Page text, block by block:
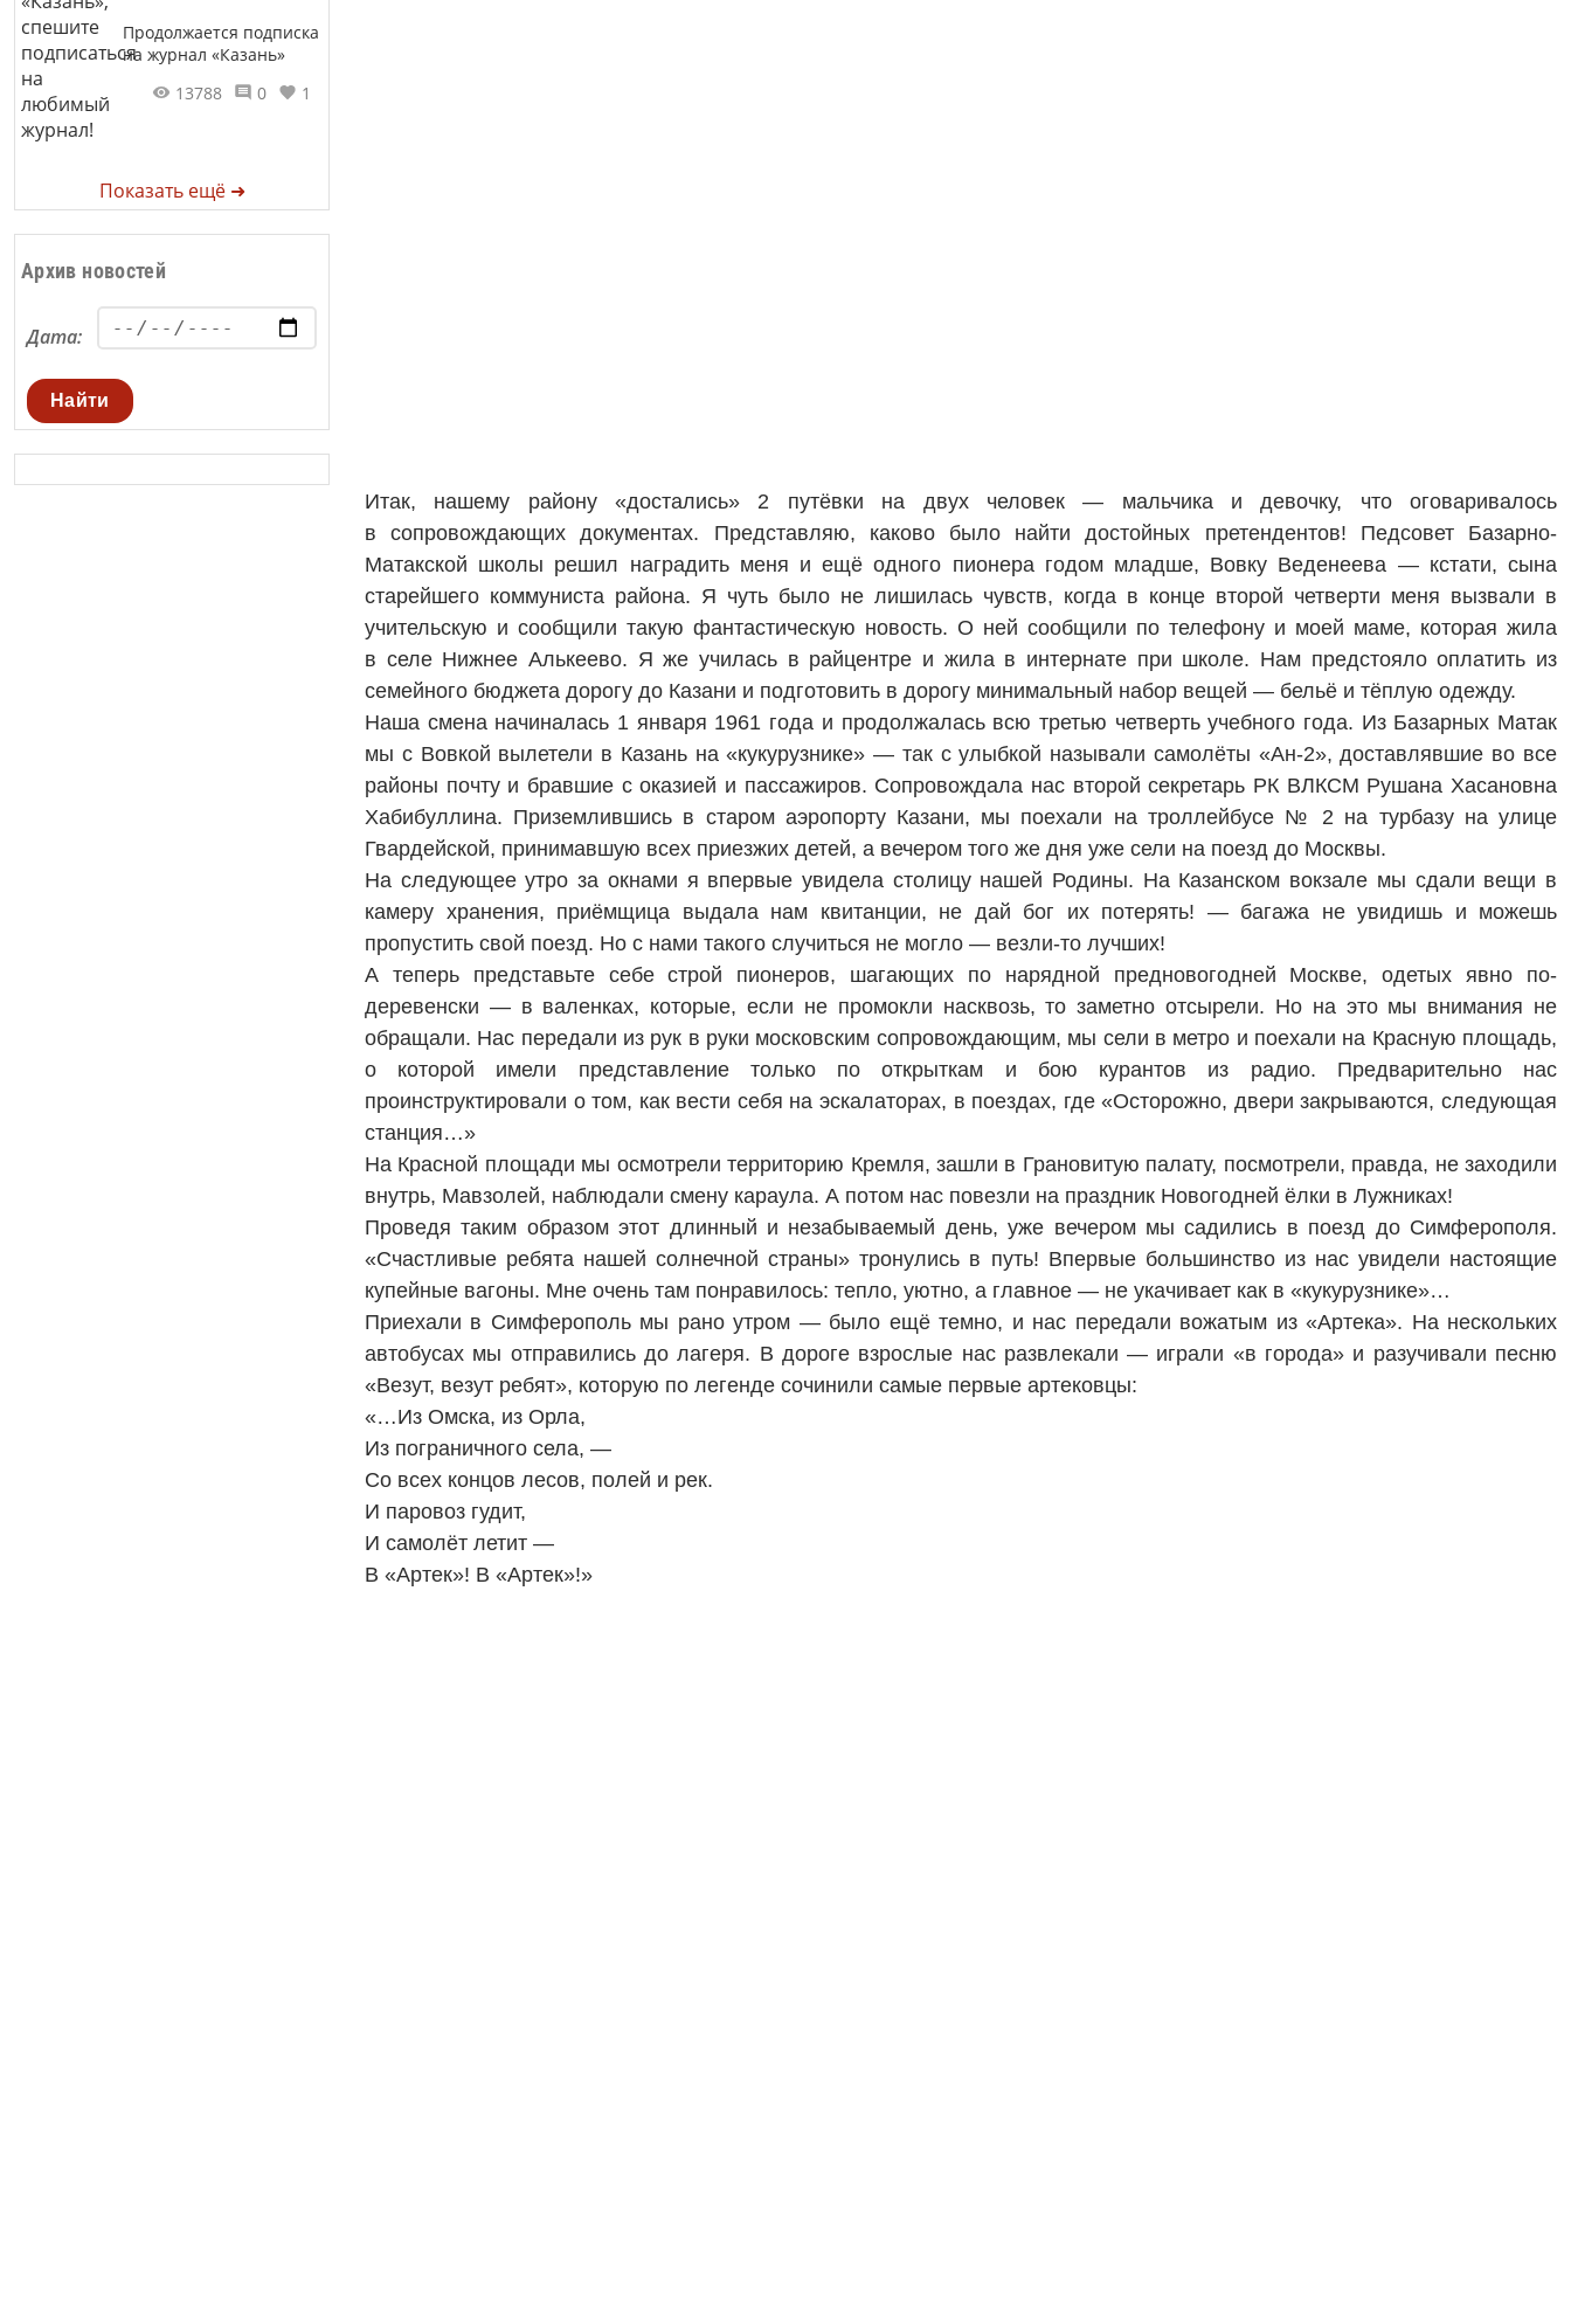
Продолжается подписка
на журнал «Казань»
13788
0 1
Показать ещё ➜
Архив новостей
Дата:
Найти
Итак, нашему району «достались» 2 путёвки на двух человек — мальчика и девочку, что оговаривалось
в сопровождающих документах. Представляю, каково было найти достойных претендентов! Педсовет Базарно-
Матакской школы решил наградить меня и ещё одного пионера годом младше, Вовку Веденеева — кстати, сына
старейшего коммуниста района. Я чуть было не лишилась чувств, когда в конце второй четверти меня вызвали в
учительскую и сообщили такую фантастическую новость. О ней сообщили по телефону и моей маме, которая жила
в селе Нижнее Алькеево. Я же училась в райцентре и жила в интернате при школе. Нам предстояло оплатить из
семейного бюджета дорогу до Казани и подготовить в дорогу минимальный набор вещей — бельё и тёплую одежду.
Наша смена начиналась 1 января 1961 года и продолжалась всю третью четверть учебного года. Из Базарных Матак
мы с Вовкой вылетели в Казань на «кукурузнике» — так с улыбкой называли самолёты «Ан-2», доставлявшие во все
районы почту и бравшие с оказией и пассажиров. Сопровождала нас второй секретарь РК ВЛКСМ Рушана Хасановна
Хабибуллина. Приземлившись в старом аэропорту Казани, мы поехали на троллейбусе № 2 на турбазу на улице
Гвардейской, принимавшую всех приезжих детей, а вечером того же дня уже сели на поезд до Москвы.
На следующее утро за окнами я впервые увидела столицу нашей Родины. На Казанском вокзале мы сдали вещи в
камеру хранения, приёмщица выдала нам квитанции, не дай бог их потерять! — багажа не увидишь и можешь
пропустить свой поезд. Но с нами такого случиться не могло — везли-то лучших!
А теперь представьте себе строй пионеров, шагающих по нарядной предновогодней Москве, одетых явно по-
деревенски — в валенках, которые, если не промокли насквозь, то заметно отсырели. Но на это мы внимания не
обращали. Нас передали из рук в руки московским сопровождающим, мы сели в метро и поехали на Красную площадь,
о которой имели представление только по открыткам и бою курантов из радио. Предварительно нас
проинструктировали о том, как вести себя на эскалаторах, в поездах, где «Осторожно, двери закрываются, следующая
станция…»
На Красной площади мы осмотрели территорию Кремля, зашли в Грановитую палату, посмотрели, правда, не заходили
внутрь, Мавзолей, наблюдали смену караула. А потом нас повезли на праздник Новогодней ёлки в Лужниках!
Проведя таким образом этот длинный и незабываемый день, уже вечером мы садились в поезд до Симферополя.
«Счастливые ребята нашей солнечной страны» тронулись в путь! Впервые большинство из нас увидели настоящие
купейные вагоны. Мне очень там понравилось: тепло, уютно, а главное — не укачивает как в «кукурузнике»…
Приехали в Симферополь мы рано утром — было ещё темно, и нас передали вожатым из «Артека». На нескольких
автобусах мы отправились до лагеря. В дороге взрослые нас развлекали — играли «в города» и разучивали песню
«Везут, везут ребят», которую по легенде сочинили самые первые артековцы:
«…Из Омска, из Орла,
Из пограничного села, —
Со всех концов лесов, полей и рек.
И паровоз гудит,
И самолёт летит —
В «Артек»! В «Артек»!»